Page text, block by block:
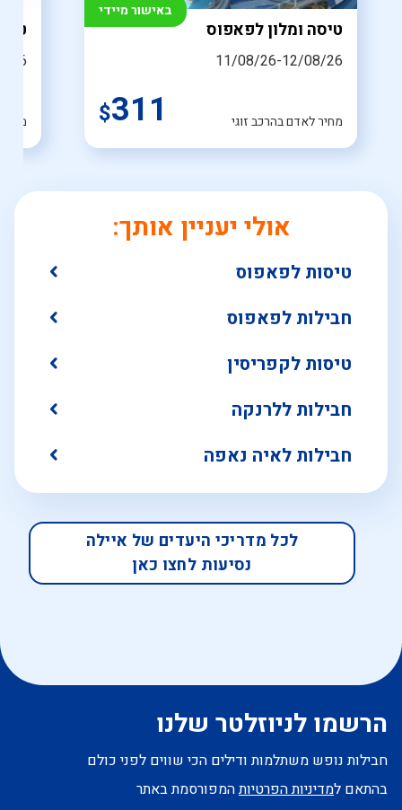
טיסה ומלון לפאפוס
11/08/26-12/08/26
$311
באישור מיידי
מחיר לאדם בהרכב זוגי
26
אולי יעניין אותך:
טיסות לפאפוס
חבילות לפאפוס
טיסות לקפריסין
חבילות ללרנקה
חבילות לאיה נאפה
לכל מדריכי היעדים של איילה
נסיעות לחצו כאן
הרשמו לניוזלטר שלנו
חבילות נופש משתלמות ודילים הכי שווים לפני כולם
בהתאם למדיניות הפרטיותהמפורסמת באתר